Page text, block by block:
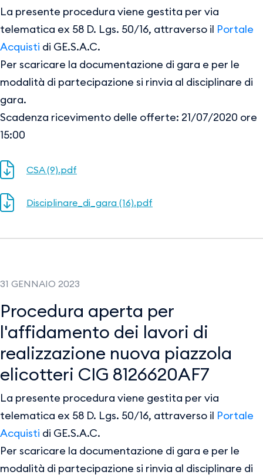
La presente procedura viene gestita per via
telematica ex 58 D. Lgs. 50/16, attraverso il Portale
Acquisti di GE.S.A.C.
Per scaricare la documentazione di gara e per le
modalità di partecipazione si rinvia al disciplinare di
gara.
Scadenza ricevimento delle offerte: 21/07/2020 ore
15:00
CSA (9).pdf
Disciplinare_di_gara (16).pdf
31 GENNAIO 2023
Procedura aperta per
l'affidamento dei lavori di
realizzazione nuova piazzola
elicotteri CIG 8126620AF7
La presente procedura viene gestita per via
telematica ex 58 D. Lgs. 50/16, attraverso il Portale
Acquisti di GE.S.A.C.
Per scaricare la documentazione di gara e per le
modalità di partecipazione si rinvia al disciplinare di